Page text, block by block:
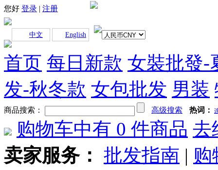
您好 登录 | 注册
中文 English
首页 每日新款 女裝批發-
发-秋冬款 女包批发 男装
商品搜索： 高级搜索 热词：
购物车中有 0 件商品 去
卖家服务： 批发指南 | 购